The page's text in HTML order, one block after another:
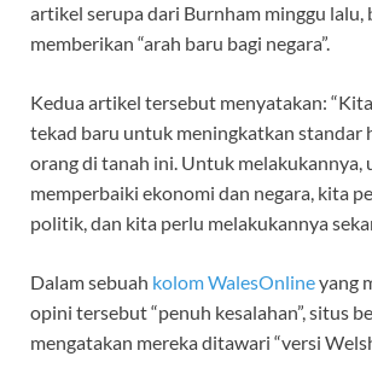
artikel serupa dari Burnham minggu
memberikan “arah baru bagi negara”.
Kedua artikel tersebut menyatakan:
tekad baru untuk meningkatkan standar
orang di tanah ini. Untuk melakukannya,
memperbaiki ekonomi dan negara, kita
politik, dan kita perlu melakukannya
Dalam sebuah kolom WalesOnlineyang
opini tersebut “penuh kesalahan”, situs
mengatakan mereka ditawari “versi